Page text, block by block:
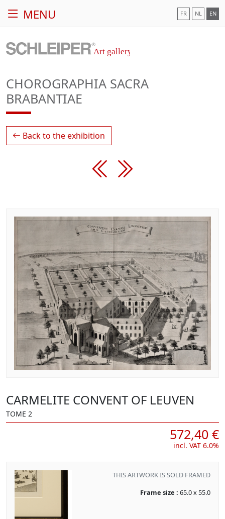
MENU FR NL EN
CHOROGRAPHIA SACRA
BRABANTIAE
Back to the exhibition
CARMELITE CONVENT OF LEUVEN
TOME 2
572,40 €
incl. VAT 6.0%
THIS ARTWORK IS SOLD FRAMED
Frame size : 65.0 x 55.0